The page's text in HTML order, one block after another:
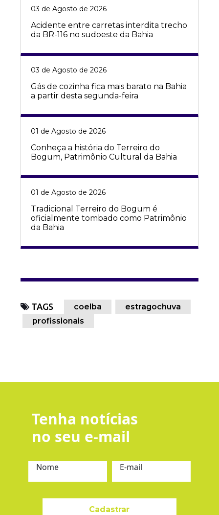
03 de Agosto de 2026
Acidente entre carretas interdita trecho
da BR-116 no sudoeste da Bahia
03 de Agosto de 2026
Gás de cozinha fica mais barato na Bahia
a partir desta segunda-feira
01 de Agosto de 2026
Conheça a história do Terreiro do
Bogum, Patrimônio Cultural da Bahia
01 de Agosto de 2026
Tradicional Terreiro do Bogum é
oficialmente tombado como Patrimônio
da Bahia
TAGS coelba
estragochuva
profissionais
Tenha notícias
no seu e-mail
Nome E-mail
Cadastrar